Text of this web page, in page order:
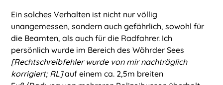
Ein solches Verhalten ist nicht nur völlig
unangemessen, sondern auch gefährlich, sowohl für
die Beamten, als auch für die Radfahrer. Ich
persönlich wurde im Bereich des Wöhrder Sees
[Rechtschreibfehler wurde von mir nachträglich
korrigiert; RL]auf einem ca. 2,5m breiten